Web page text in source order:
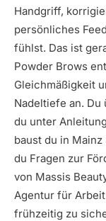
Handgriff,
persönliches
fühlst. Das ist
Powder Brows
Gleichmäßigkeit
Nadeltiefe an. Du
du unter
baust du in
du Fragen zur
von Massis
Agentur für
frühzeitig zu